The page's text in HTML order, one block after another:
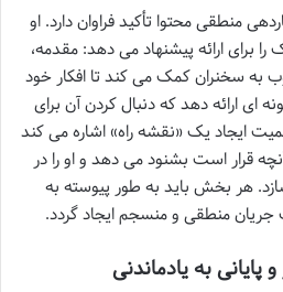
منطقی محتوا تأکید فراوان دارد. او
برای ارائه پیشنهاد می دهد: مقدمه،
به سخنران کمک می کند تا افکار خود
ای ارائه دهد که دنبال کردن آن برای
ایجاد یک «نقشه راه» اشاره می کند
قرار است بشنود می دهد و او را در
هر بخش باید به طور پیوسته به
منطقی و منسجم ایجاد گردد.
پایانی به یادماندنی